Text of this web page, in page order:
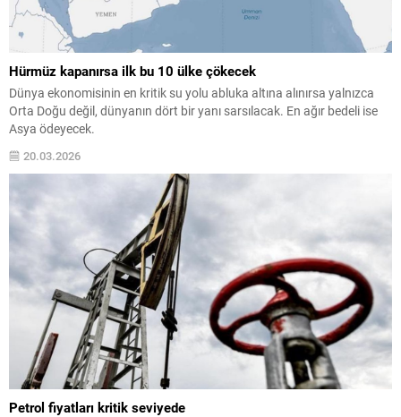
Hürmüz kapanırsa ilk bu 10 ülke çökecek
Dünya ekonomisinin en kritik su yolu abluka altına alınırsa yalnızca
Orta Doğu değil, dünyanın dört bir yanı sarsılacak. En ağır bedeli ise
Asya ödeyecek.
20.03.2026
Petrol fiyatları kritik seviyede